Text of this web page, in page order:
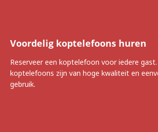
Voordelig koptelefoons huren
Reserveer een koptelefoon voor iedere
koptelefoons zijn van hoge kwaliteit en
gebruik.